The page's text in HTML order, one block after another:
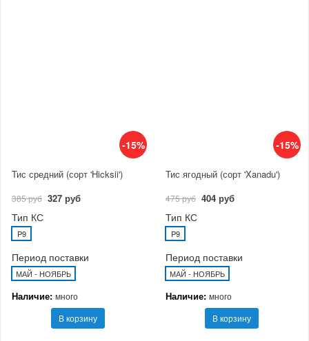
-15%
Тис средний (сорт 'Hicksii')
385 руб 327 руб
Тип КС
P9
Период поставки
МАЙ - НОЯБРЬ
Наличие: много
В корзину
-15%
Тис ягодный (сорт 'Xanadu')
475 руб 404 руб
Тип КС
P9
Период поставки
МАЙ - НОЯБРЬ
Наличие: много
В корзину